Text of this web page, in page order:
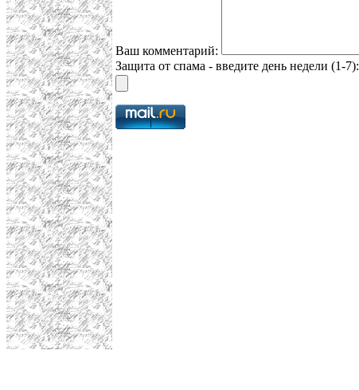
Ваш комментарий:
Защита от спама - введите день недели (1-7):